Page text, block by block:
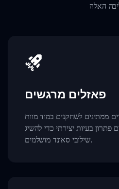
פאזלים מרגשים
ממתינים לשחקנים במוד מוות
פתרון בעיות יצירתי כדי להשיג
שילובי סאונד מושלמים.